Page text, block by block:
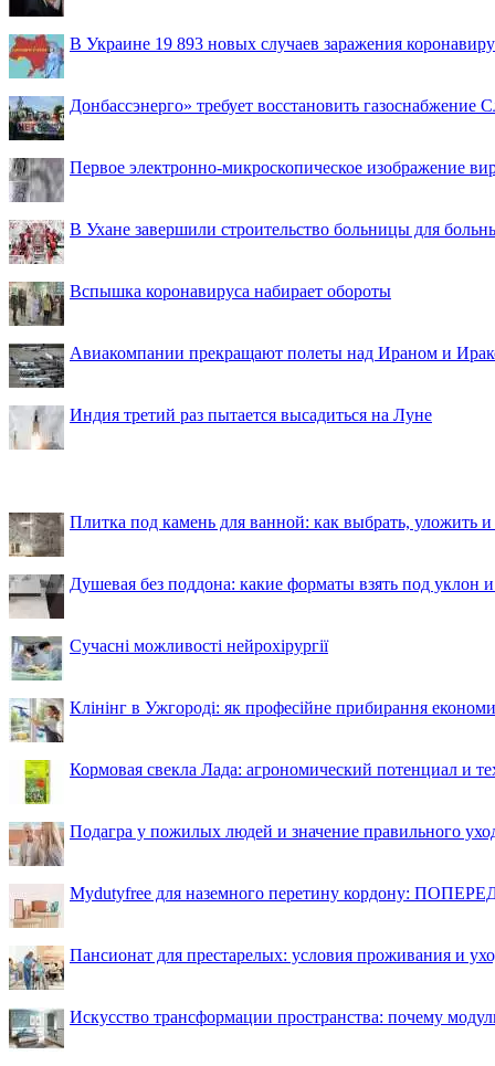
В Украине 19 893 новых случаев заражения
Донбассэнерго» требует восстановить газоснабжение
Первое электронно-микроскопическое изображение
В Ухане завершили строительство больницы для
Вспышка коронавируса набирает обороты
Авиакомпании прекращают полеты над Ираном и
Индия третий раз пытается высадиться на Луне
Плитка под камень для ванной: как выбрать, уложить
Душевая без поддона: какие форматы взять под уклон
Сучасні можливості нейрохірургії
Клінінг в Ужгороді: як професійне прибирання
Кормовая свекла Лада: агрономический потенциал и
Подагра у пожилых людей и значение правильного
Mydutyfree для наземного перетину кордону:
Пансионат для престарелых: условия проживания и
Искусство трансформации пространства: почему